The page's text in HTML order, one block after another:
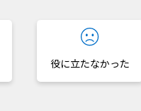
役に立たなかった